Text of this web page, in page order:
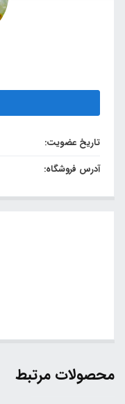
تاریخ عضویت:
آدرس فروشگاه:
محصولات مرتبط